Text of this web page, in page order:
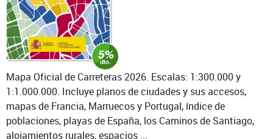
Mapa Oficial de Carreteras 2026. Escalas: 1:300.000 y
1:1.000.000. Incluye planos de ciudades y sus accesos,
mapas de Francia, Marruecos y Portugal, índice de
poblaciones, playas de España, los Caminos de Santiago,
alojamientos rurales, espacios ...